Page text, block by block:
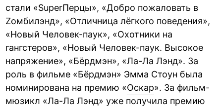
стали «SuperПерцы», «Добро пожаловать в
Zомбилэнд», «Отличница лёгкого поведения»,
«Новый Человек-паук», «Охотники на
гангстеров», «Новый Человек-паук. Высокое
напряжение», «Бёрдмэн», «Ла-Ла Лэнд». За
роль в фильме «Бёрдмэн» Эмма Стоун была
номинирована на премию «Оскар». За фильм-
мюзикл «Ла-Ла Лэнд» уже получила премию